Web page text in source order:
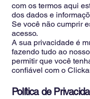
com os termos aqui
dos dados e
Se você não cumprir
acesso.
A sua privacidade é
fazendo tudo ao
permitir que você
confiável com o
Política de